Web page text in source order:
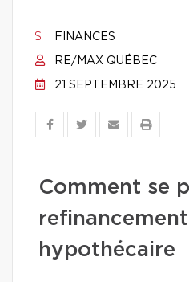
FINANCES
RE/MAX QUÉBEC
21 SEPTEMBRE 2025
Comment se
refinancement
hypothécaire